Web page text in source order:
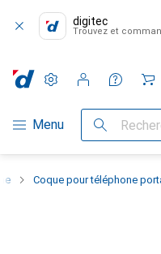
digitec
Trouvez et
Navigation par catégorie
Menu Recherche
Paramètres
Compte client
Listes de comparaison
Listes d'envies
Panier
Coque pour téléphone